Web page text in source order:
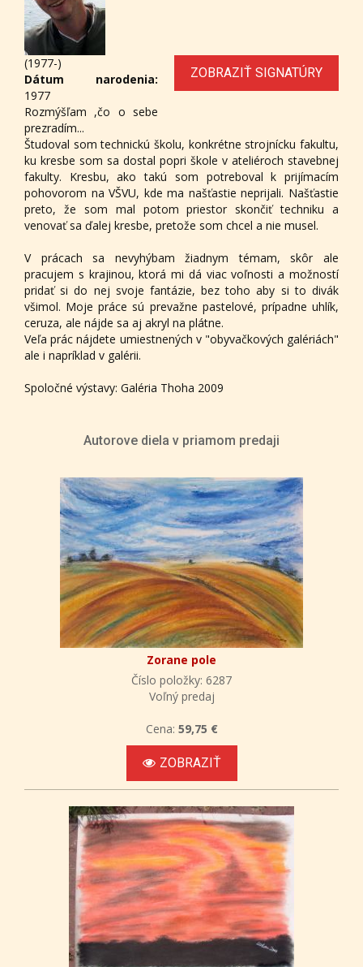
ZOBRAZIŤ SIGNATÚRY
(1977-)
Dátum narodenia:
1977
Rozmýšľam ,čo o sebe
prezradím...
Študoval som technickú školu, konkrétne strojnícku fakultu,
ku kresbe som sa dostal popri škole v ateliéroch stavebnej
fakulty. Kresbu, ako takú som potreboval k prijímacím
pohovorom na VŠVU, kde ma našťastie neprijali. Našťastie
preto, že som mal potom priestor skončiť techniku a
venovať sa ďalej kresbe, pretože som chcel a nie musel.
V prácach sa nevyhýbam žiadnym témam, skôr ale
pracujem s krajinou, ktorá mi dá viac voľnosti a možností
pridať si do nej svoje fantázie, bez toho aby si to divák
všimol. Moje práce sú prevažne pastelové, prípadne uhlík,
ceruza, ale nájde sa aj akryl na plátne.
Veľa prác nájdete umiestnených v "obyvačkových galériách"
ale i napríklad v galérii.
Spoločné výstavy: Galéria Thoha 2009
Autorove diela v priamom predaji
Zorane pole
Číslo položky: 6287
Voľný predaj
Cena: 59,75 €
ZOBRAZIŤ